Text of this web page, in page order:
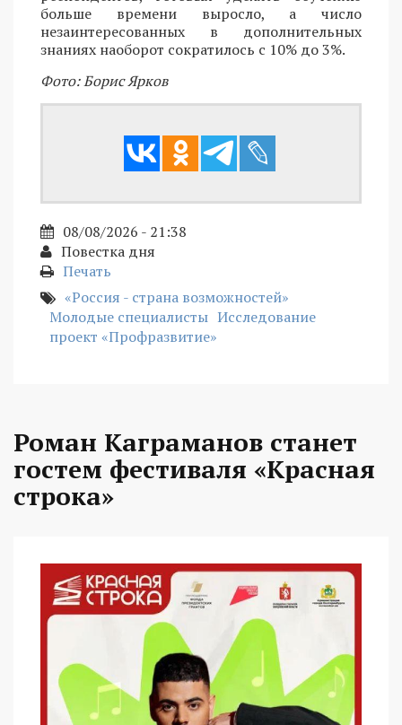
больше времени выросло, а число
незаинтересованных в дополнительных
знаниях наоборот сократилось с 10% до 3%.
Фото: Борис Ярков
08/08/2026 - 21:38
Повестка дня
Печать
«Россия - страна возможностей»
Молодые специалисты Исследование
проект «Профразвитие»
Роман Каграманов станет
гостем фестиваля «Красная
строка»